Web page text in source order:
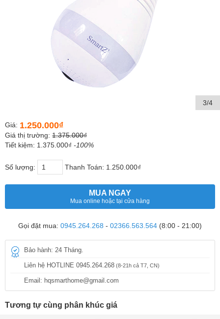
3/4
Giá: 1.250.000₫
Giá thị trường: 1.375.000₫
Tiết kiệm: 1.375.000₫ -100%
Số lượng: Thanh Toán: 1.250.000₫
MUA NGAY
Mua online hoặc tại cửa hàng
Gọi đặt mua: 0945.264.268 - 02366.563.564 (8:00 - 21:00)
Bảo hành: 24 Tháng.
Liên hệ HOTLINE 0945.264.268 (8-21h cả T7, CN)
Email: hqsmarthome@gmail.com
Tương tự cùng phân khúc giá